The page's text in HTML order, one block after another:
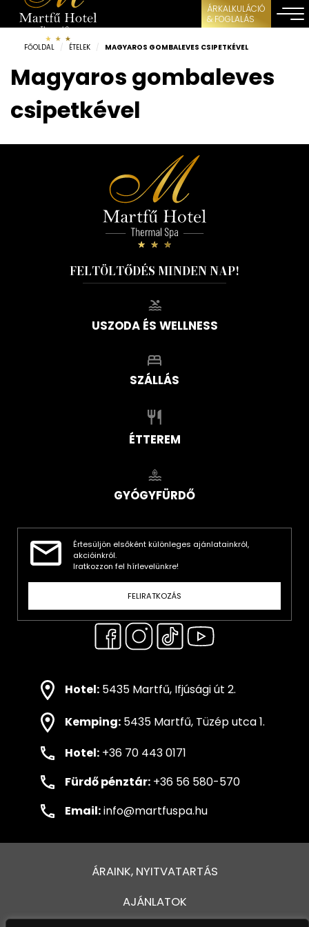
ÁRKALKULÁCIÓ
& FOGLALÁS
FŐOLDAL / ÉTELEK / MAGYAROS GOMBALEVES CSIPETKÉVEL
Magyaros gombaleves
csipetkével
FELTÖLTŐDÉS MINDEN NAP!
USZODA ÉS WELLNESS
SZÁLLÁS
ÉTTEREM
GYÓGYFÜRDŐ
Értesüljön elsőként különleges ajánlatainkról,
akcióinkról.
Iratkozzon fel hírlevelünkre!
FELIRATKOZÁS
Hotel: 5435 Martfű, Ifjúsági út 2.
Kemping: 5435 Martfű, Tüzép utca 1.
Hotel: +36 70 443 0171
Fürdő pénztár: +36 56 580-570
Email:info@martfuspa.hu
ÁRAINK, NYITVATARTÁS
AJÁNLATOK